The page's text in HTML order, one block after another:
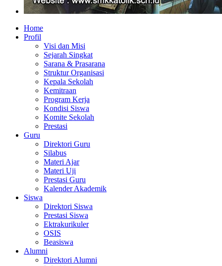
Home
Profil
Visi dan Misi
Sejarah Singkat
Sarana & Prasarana
Struktur Organisasi
Kepala Sekolah
Kemitraan
Program Kerja
Kondisi Siswa
Komite Sekolah
Prestasi
Guru
Direktori Guru
Silabus
Materi Ajar
Materi Uji
Prestasi Guru
Kalender Akademik
Siswa
Direktori Siswa
Prestasi Siswa
Ektrakurikuler
OSIS
Beasiswa
Alumni
Direktori Alumni